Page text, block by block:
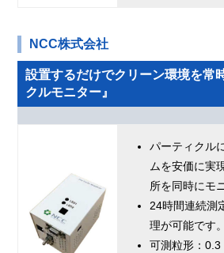
NCC株式会社
設置するだけでクリーン環境を常
クルモニター』
パーティクル
ムを安価に実
所を同時にモ
24時間連続測
理が可能です。
可測粒形：0.3